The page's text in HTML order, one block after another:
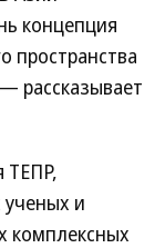
концепция
пространства
рассказывает
ТЕПР,
ученых и
комплексных